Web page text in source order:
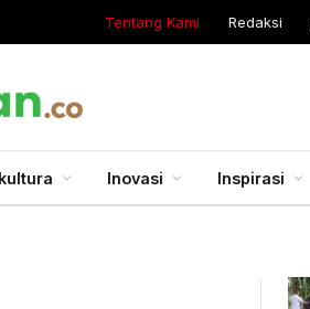
Tentang Kami Redaksi
Inovasi Inspirasi